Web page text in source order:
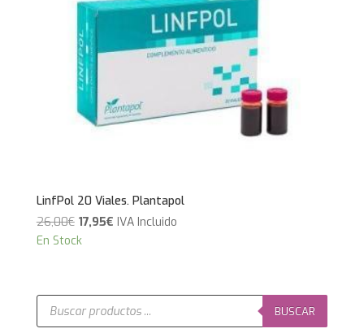
LinfPol 20 Viales. Plantapol
26,00€ El
precio
26,00€.
17,95€El
17,95€.
IVA Incluido
En Stock
Búsqueda
productos
BUSCAR